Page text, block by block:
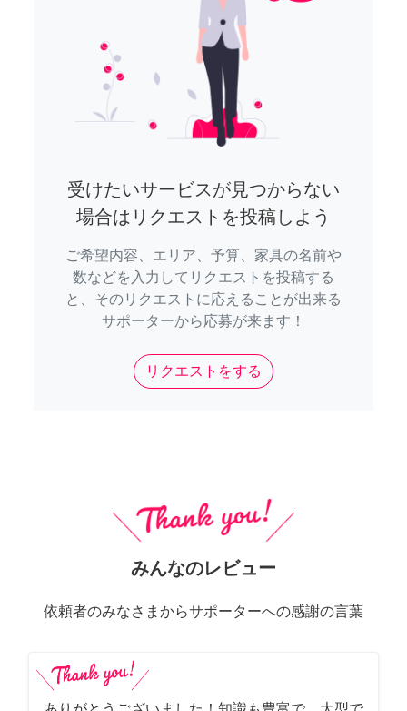
受けたいサービスが見つからない
場合はリクエストを投稿しよう
ご希望内容、エリア、予算、家具の名前や
数などを入力してリクエストを投稿する
と、そのリクエストに応えることが出来る
サポーターから応募が来ます！
リクエストをする
みんなのレビュー
依頼者のみなさまからサポーターへの感謝の言葉